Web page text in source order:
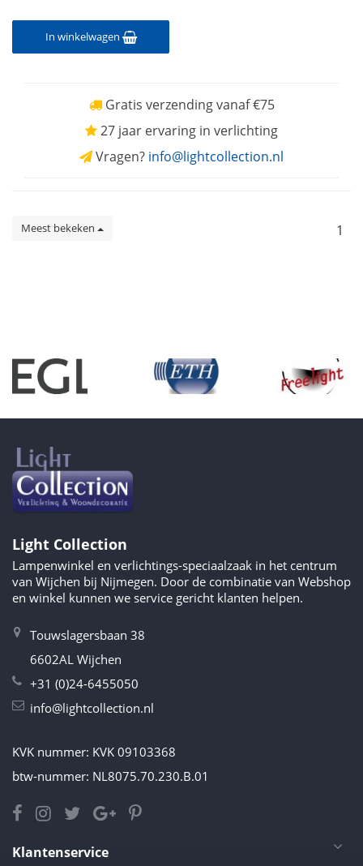
In winkelwagen
Gratis verzending vanaf €75
27 jaar ervaring in verlichting
Vragen? info@lightcollection.nl
Meest bekeken 1
Light Collection
Lampenwinkel en verlichtings-speciaalzaak in het centrum
van Wijchen bij Nijmegen. Door de combinatie van Webshop
en winkel kunnen we service gericht klanten helpen.
Touwslagersbaan 38
6602AL Wijchen
+31 (0)24-6455050
info@lightcollection.nl
KVK nummer: KVK 09103368
btw-nummer: NL8075.70.230.B.01
Klantenservice